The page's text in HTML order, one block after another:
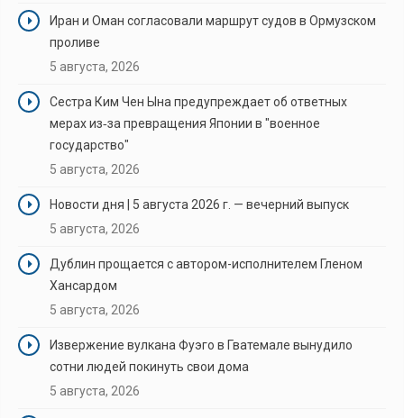
Иран и Оман согласовали маршрут судов в Ормузском
проливе
5 августа, 2026
Сестра Ким Чен Ына предупреждает об ответных
мерах из‑за превращения Японии в "военное
государство"
5 августа, 2026
Новости дня | 5 августа 2026 г. — вечерний выпуск
5 августа, 2026
Дублин прощается с автором-исполнителем Гленом
Хансардом
5 августа, 2026
Извержение вулкана Фуэго в Гватемале вынудило
сотни людей покинуть свои дома
5 августа, 2026